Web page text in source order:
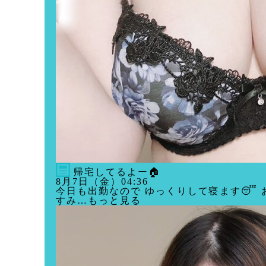
帰宅してるよー🏠
8月7日（金）04:36
今日も出勤なので ゆっくりして寝ます😴
すみ…もっと見る